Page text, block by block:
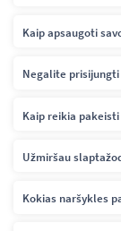
Kaip apsaugoti
Negalite
Kaip reikia
Užmiršau
Kokias naršykles